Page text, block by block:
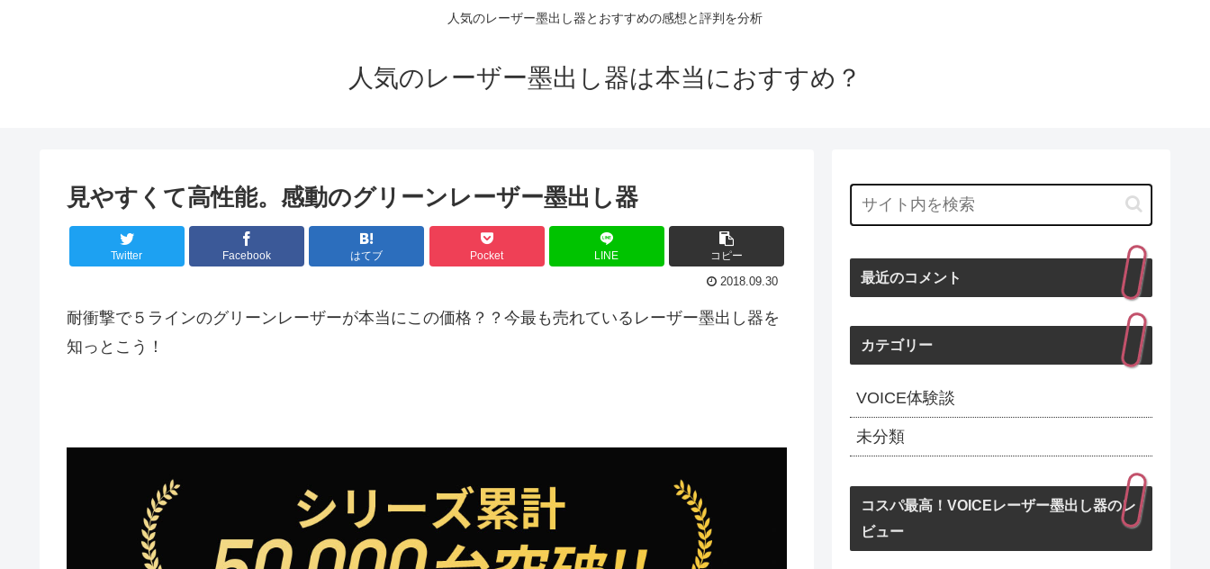
人気のレーザー墨出し器とおすすめの感想と評判を分析
人気のレーザー墨出し器は本当におすすめ？
見やすくて高性能。感動のグリーンレーザー墨出し器
Twitter Facebook はてブ Pocket LINE コピー
2018.09.30
耐衝撃で５ラインのグリーンレーザーが本当にこの価格？？今最も売れているレーザー墨出し器を
知っとこう！
最近のコメント
カテゴリー
VOICE体験談
未分類
コスパ最高！VOICEレーザー墨出し器のレ
ビュー